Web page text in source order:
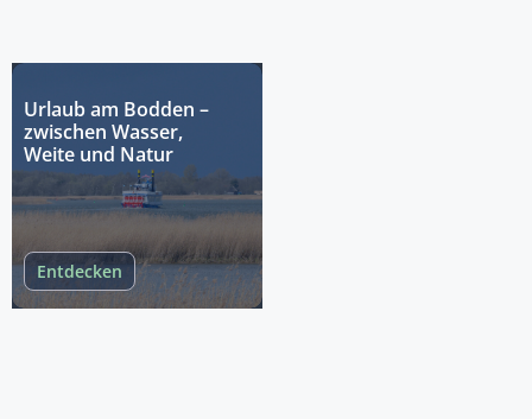
Urlaub am Bodden –
zwischen Wasser,
Weite und Natur
Entdecken